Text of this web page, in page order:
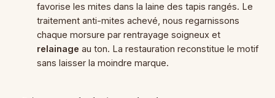
favorise les mites dans la laine des tapis rangés. Le
traitement anti-mites achevé, nous regarnissons
chaque morsure par rentrayage soigneux et
relainage au ton. La restauration reconstitue le motif
sans laisser la moindre marque.